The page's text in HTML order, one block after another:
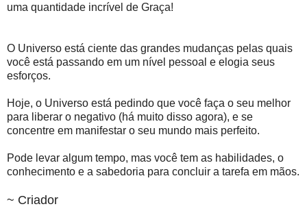
uma quantidade incrível de Graça!
O Universo está ciente das grandes mudanças pelas quais
você está passando em um nível pessoal e elogia seus
esforços.
Hoje, o Universo está pedindo que você faça o seu melhor
para liberar o negativo (há muito disso agora), e se
concentre em manifestar o seu mundo mais perfeito.
Pode levar algum tempo, mas você tem as habilidades, o
conhecimento e a sabedoria para concluir a tarefa em mãos.
~ Criador